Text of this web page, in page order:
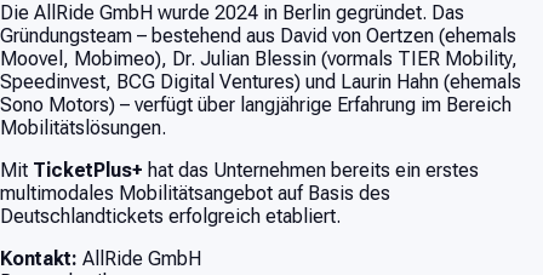
Die AllRide GmbH wurde 2024 in Berlin gegründet. Das
Gründungsteam – bestehend aus David von Oertzen (ehemals
Moovel, Mobimeo), Dr. Julian Blessin (vormals TIER Mobility,
Speedinvest, BCG Digital Ventures) und Laurin Hahn (ehemals
Sono Motors) – verfügt über langjährige Erfahrung im Bereich
Mobilitätslösungen.
Mit TicketPlus+ hat das Unternehmen bereits ein erstes
multimodales Mobilitätsangebot auf Basis des
Deutschlandtickets erfolgreich etabliert.
Kontakt: AllRide GmbH